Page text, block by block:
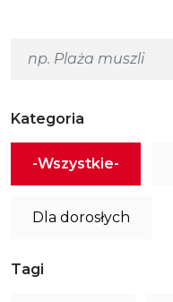
Kategoria
-Wszystkie-
Dla dorosłych
Tagi